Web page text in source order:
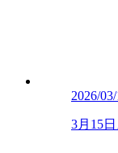
2026/
3月15